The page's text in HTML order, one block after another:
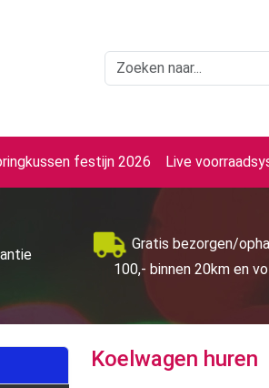
festijn 2026 Live
Gratis bezorgen/
100,- binnen 20km en
Koelwagen huren